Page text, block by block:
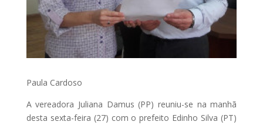
Paula Cardoso
A vereadora Juliana Damus (PP) reuniu-se na manhã
desta sexta-feira (27) com o prefeito Edinho Silva (PT)